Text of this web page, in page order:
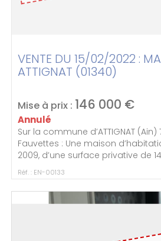
VENTE DU 15/02/2022 :
ATTIGNAT (01340)
Mise à prix : 146 000 €
Annulé
Sur la commune d’ATTIGNAT
Fauvettes : Une maison
2009, d’une surface privative de
Réf. : EN-00133